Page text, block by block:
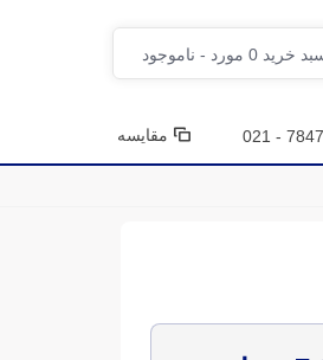
خرید 0 مورد - ناموجود
مقایسه